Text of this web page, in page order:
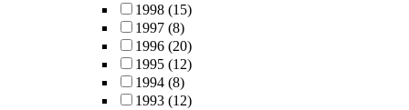
1998 (15)
1997 (8)
1996 (20)
1995 (12)
1994 (8)
1993 (12)